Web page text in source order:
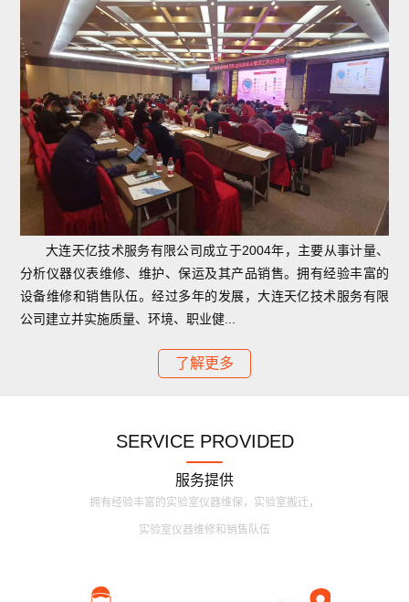
大连天亿技术服务有限公司成立于2004年，主要从事计量、
分析仪器仪表维修、维护、保运及其产品销售。拥有经验丰富的
设备维修和销售队伍。经过多年的发展，大连天亿技术服务有限
公司建立并实施质量、环境、职业健...
了解更多
SERVICE PROVIDED
服务提供
拥有经验丰富的实验室仪器维保，实验室搬迁，
实验室仪器维修和销售队伍